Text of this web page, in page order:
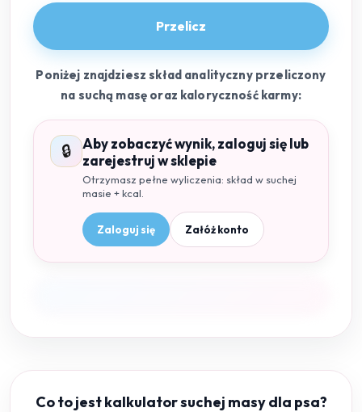
Przelicz
Poniżej znajdziesz skład analityczny przeliczony
na suchą masę oraz kaloryczność karmy:
🔒
Aby zobaczyć wynik, zaloguj się lub
zarejestruj w sklepie
Otrzymasz pełne wyliczenia: skład w suchej
masie + kcal.
Zaloguj się Załóż konto
Co to jest kalkulator suchej masy dla psa?